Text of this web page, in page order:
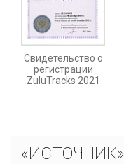
Свидетельство о
регистрации
ZuluTracks 2021
«ИСТОЧНИК»